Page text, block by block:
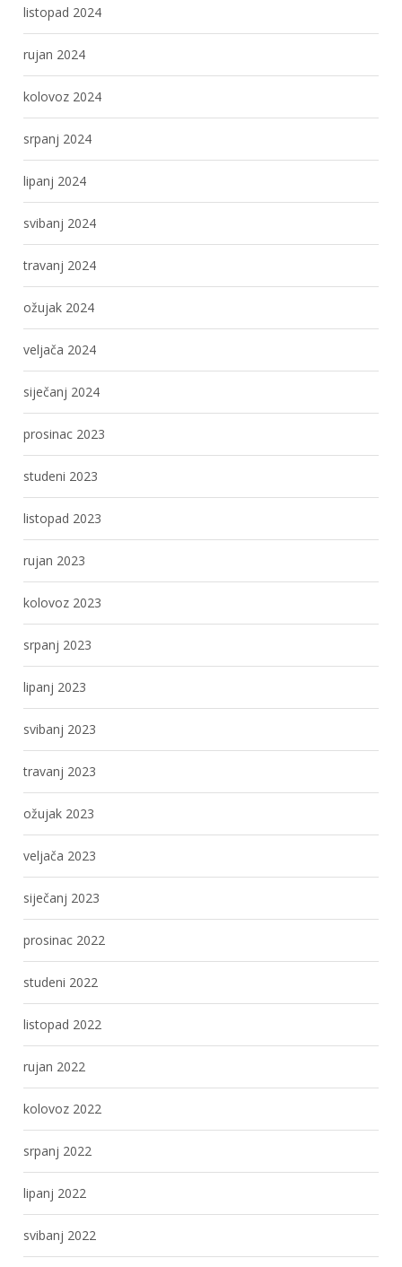
listopad 2024
rujan 2024
kolovoz 2024
srpanj 2024
lipanj 2024
svibanj 2024
travanj 2024
ožujak 2024
veljača 2024
siječanj 2024
prosinac 2023
studeni 2023
listopad 2023
rujan 2023
kolovoz 2023
srpanj 2023
lipanj 2023
svibanj 2023
travanj 2023
ožujak 2023
veljača 2023
siječanj 2023
prosinac 2022
studeni 2022
listopad 2022
rujan 2022
kolovoz 2022
srpanj 2022
lipanj 2022
svibanj 2022